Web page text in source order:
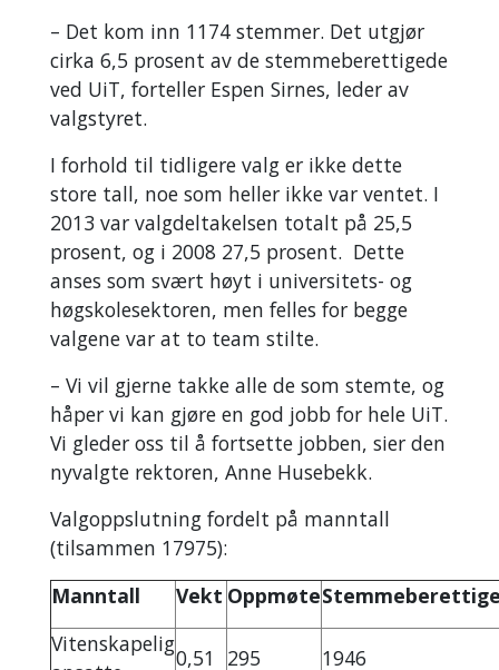
– Det kom inn 1174 stemmer. Det utgjør
cirka 6,5 prosent av de stemmeberettigede
ved UiT, forteller Espen Sirnes, leder av
valgstyret.
I forhold til tidligere valg er ikke dette
store tall, noe som heller ikke var ventet. I
2013 var valgdeltakelsen totalt på 25,5
prosent, og i 2008 27,5 prosent. Dette
anses som svært høyt i universitets- og
høgskolesektoren, men felles for begge
valgene var at to team stilte.
– Vi vil gjerne takke alle de som stemte, og
håper vi kan gjøre en god jobb for hele UiT.
Vi gleder oss til å fortsette jobben, sier den
nyvalgte rektoren, Anne Husebekk.
Valgoppslutning fordelt på manntall
(tilsammen 17975):
Manntall
Vekt Oppmøte
Vitenskapelig
0,51 295 1946